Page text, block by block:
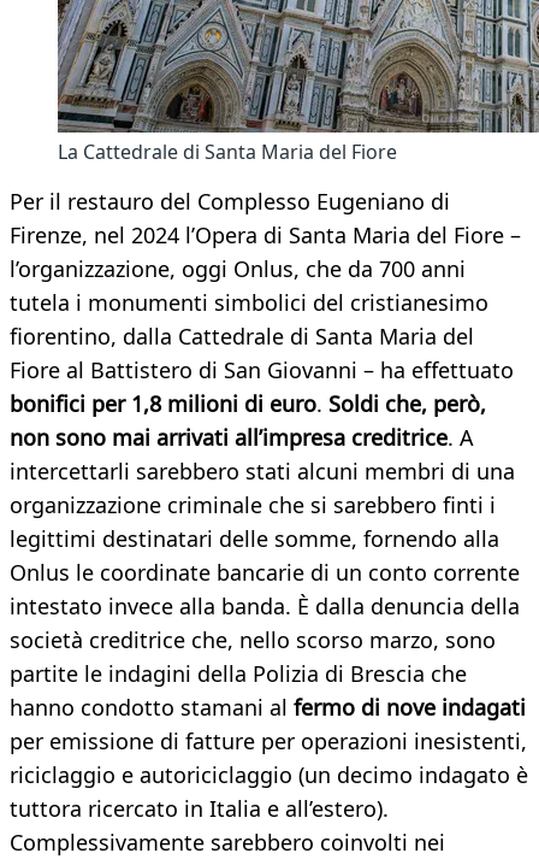
La Cattedrale di Santa Maria del Fiore
Per il restauro del Complesso Eugeniano di
Firenze, nel 2024 l’Opera di Santa Maria del Fiore –
l’organizzazione, oggi Onlus, che da 700 anni
tutela i monumenti simbolici del cristianesimo
fiorentino, dalla Cattedrale di Santa Maria del
Fiore al Battistero di San Giovanni – ha effettuato
bonifici per 1,8 milioni di euro. Soldi che, però,
non sono mai arrivati all’impresa creditrice. A
intercettarli sarebbero stati alcuni membri di una
organizzazione criminale che si sarebbero finti i
legittimi destinatari delle somme, fornendo alla
Onlus le coordinate bancarie di un conto corrente
intestato invece alla banda. È dalla denuncia della
società creditrice che, nello scorso marzo, sono
partite le indagini della Polizia di Brescia che
hanno condotto stamani al fermo di nove indagati
per emissione di fatture per operazioni inesistenti,
riciclaggio e autoriciclaggio (un decimo indagato è
tuttora ricercato in Italia e all’estero).
Complessivamente sarebbero coinvolti nei